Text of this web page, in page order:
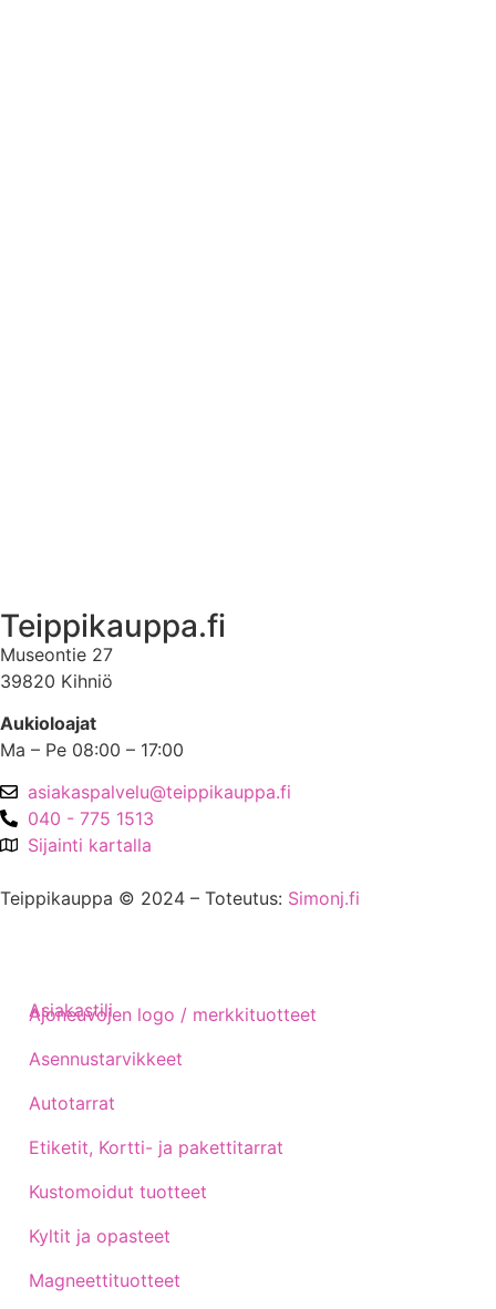
Teippikauppa.fi
Museontie 27
39820 Kihniö
Aukioloajat
Ma – Pe 08:00 – 17:00
asiakaspalvelu@teippikauppa.fi
040 - 775 1513
Sijainti kartalla
Teippikauppa © 2024 – Toteutus: Simonj.fi
Ajoneuvojen logo / merkkituotteet
Asennustarvikkeet
Autotarrat
Etiketit, Kortti- ja pakettitarrat
Kustomoidut tuotteet
Kyltit ja opasteet
Magneettituotteet
Asiakastili